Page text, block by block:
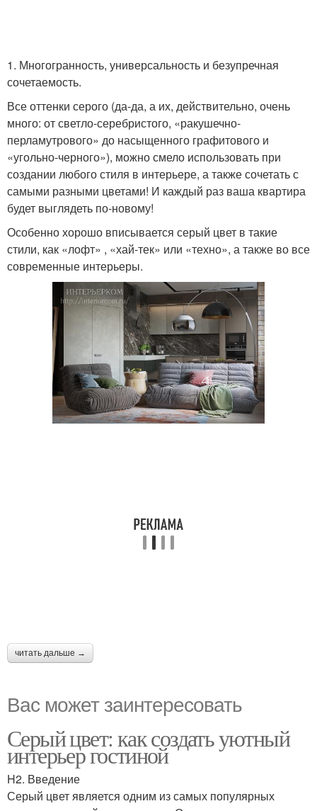
1. Многогранность, универсальность и безупречная
сочетаемость.
Все оттенки серого (да-да, а их, действительно, очень
много: от светло-серебристого, «ракушечно-
перламутрового» до насыщенного графитового и
«угольно-черного»), можно смело использовать при
создании любого стиля в интерьере, а также сочетать с
самыми разными цветами! И каждый раз ваша квартира
будет выглядеть по-новому!
Особенно хорошо вписывается серый цвет в такие
стили, как «лофт» , «хай-тек» или «техно», а также во все
современные интерьеры.
читать дальше →
Вас может заинтересовать
Серый цвет: как создать уютный
интерьер гостиной
H2. Введение
Серый цвет является одним из самых популярных